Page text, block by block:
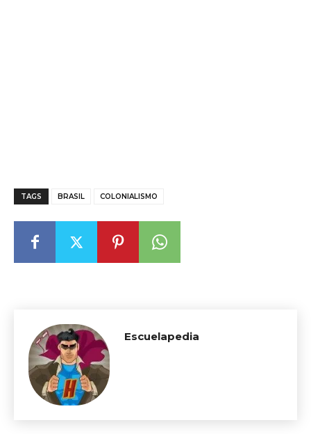
TAGS BRASIL COLONIALISMO
Escuelapedia